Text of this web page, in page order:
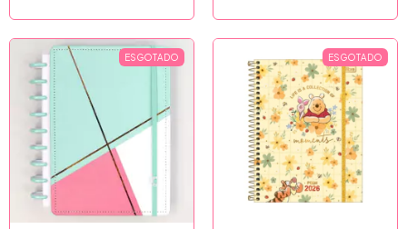
ESGOTADO ESGOTADO